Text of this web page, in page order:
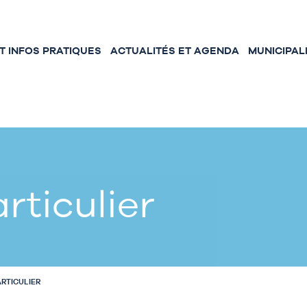
INFOS PRATIQUES ACTUALITÉS ET AGENDA